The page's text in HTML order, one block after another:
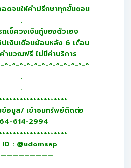
ดจนให้คำปรึกษาทุกขั้นตอน
.
ถเช็ควงเงินกู้ของตัวเอง
เงินเดือนย้อนหลัง 6 เดือน
ำนวณฟรี ไม่มีค่าบริการ
^-^-^-^-^-^-^-^-^-^-^-^
.
.
ข้อมูล/ เข้าชมทรัพย์ติดต่อ
614-2994
ID : @udomsap